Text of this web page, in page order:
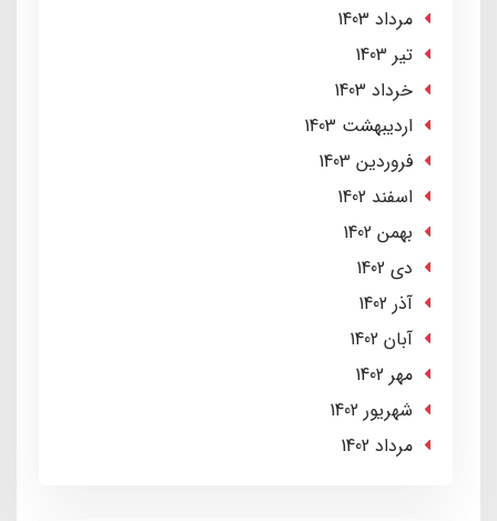
مرداد 1403
تير 1403
خرداد 1403
ارديبهشت 1403
فروردین 1403
اسفند 1402
بهمن 1402
دی 1402
آذر 1402
آبان 1402
مهر 1402
شهریور 1402
مرداد 1402